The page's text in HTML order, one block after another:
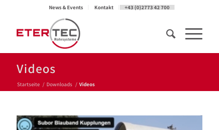
News & Events Kontakt +43 (0)2773 42 700
Videos
Startseite / Downloads / Videos